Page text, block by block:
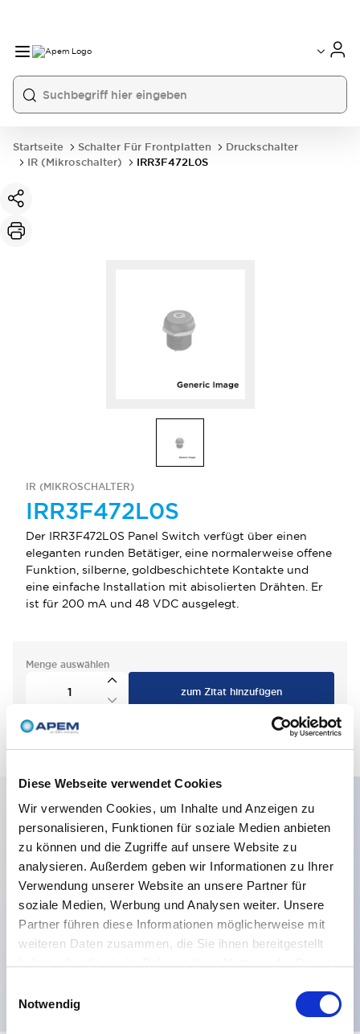
Diese Webseite verwendet Cookies
Wir verwenden Cookies, um Inhalte und Anzeigen zu
personalisieren, Funktionen für soziale Medien anbieten
zu können und die Zugriffe auf unsere Website zu
analysieren. Außerdem geben wir Informationen zu Ihrer
Verwendung unserer Website an unsere Partner für
soziale Medien, Werbung und Analysen weiter. Unsere
Partner führen diese Informationen möglicherweise mit
weiteren Daten zusammen, die Sie ihnen bereitgestellt
Notwendig
France
USA
Startseite Schalter Für Frontplatten
Druckschalter
IR (Mikroschalter)
IRR3F472L0S
IR (MIKROSCHALTER)
IRR3F472L0S
Der IRR3F472L0S Panel Switch verfügt über einen
eleganten runden Betätiger, eine normalerweise offene
Funktion, silberne, goldbeschichtete Kontakte und
eine einfache Installation mit abisolierten Drähten. Er
ist für 200 mA und 48 VDC ausgelegt.
Menge auswählen
zum Zitat hinzufügen
Hauptmerkmale
Betätigerfarben:Weiß,Buchse und Lünette:Black
(std),Kontaktmaterialien:Silber,
vergoldet,Erleuchtung:Zentrale
Linse,Terminals:Fliegende Leads,Elektrische
Funktionen:Normally open (NO),